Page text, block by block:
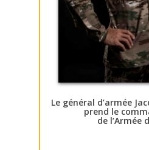
Le général d’armée
prend le
de l’Armée